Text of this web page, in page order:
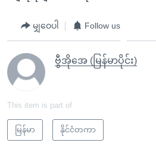
မျှဝေပါ Follow us
ဗွီအိုအေ (မြန်မာပိုင်း)
This item is part of
မြန်မာ နိုင်ငံတကာ